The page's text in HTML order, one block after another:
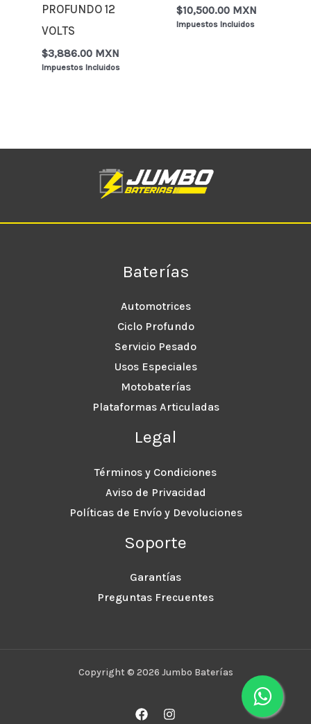
PROFUNDO 12
VOLTS
$3,886.00 MXN
Impuestos Incluidos
$10,500.00 MXN
Impuestos Incluidos
Baterías
Automotrices
Ciclo Profundo
Servicio Pesado
Usos Especiales
Motobaterías
Plataformas Articuladas
Legal
Términos y Condiciones
Aviso de Privacidad
Políticas de Envío y Devoluciones
Soporte
Garantías
Preguntas Frecuentes
Copyright © 2026 Jumbo Baterías